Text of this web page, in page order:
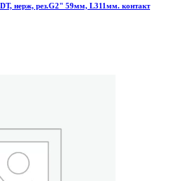
нерж, рез.G2" 59мм, L311мм. контакт